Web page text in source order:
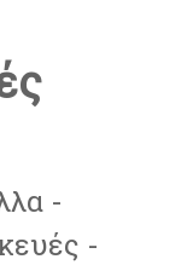
-
-